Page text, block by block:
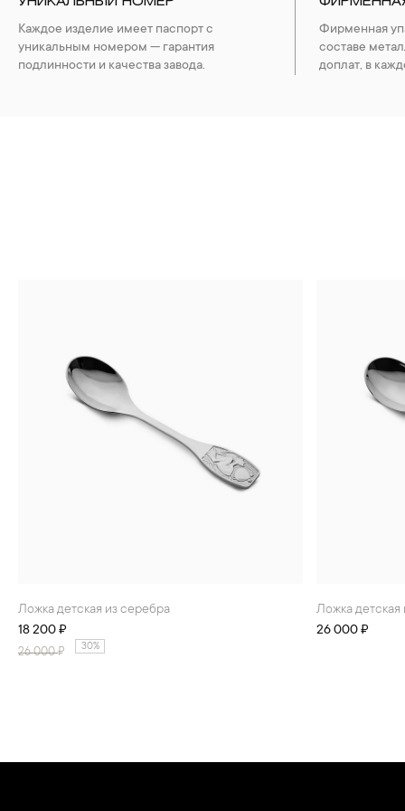
Каждое изделие имеет паспорт с
уникальным номером — гарантия
подлинности и качества завода.
Фирменная
составе
доплат, в
Ложка детская из серебра
18 200 ₽
26 000₽ 30%
Ложка
26 000 ₽